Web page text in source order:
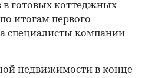
готовых коттеджных
итогам первого
специалисты компании
недвижимости в конце